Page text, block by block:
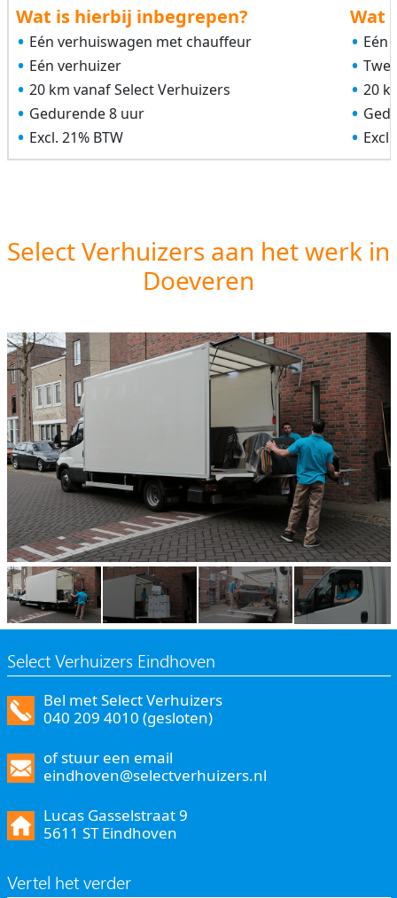
Wat is hierbij inbegrepen?
Eén verhuiswagen met chauffeur
Eén verhuizer
20 km vanaf Select Verhuizers
Gedurende 8 uur
Excl. 21% BTW
Wat
Eén
20
Excl.
Select Verhuizers aan het werk in
Doeveren
Select Verhuizers Eindhoven
Bel met Select Verhuizers
040 209 4010 (gesloten)
of stuur een email
eindhoven@selectverhuizers.nl
Lucas Gasselstraat 9
5611 ST Eindhoven
Vertel het verder